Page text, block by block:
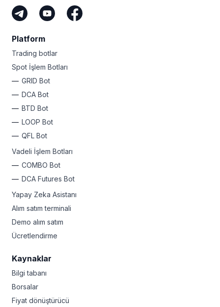
Platform
Trading botlar
Spot İşlem Botları
GRID Bot
DCA Bot
BTD Bot
LOOP Bot
QFL Bot
Vadeli İşlem Botları
COMBO Bot
DCA Futures Bot
Yapay Zeka Asistanı
Alım satım terminali
Demo alım satım
Ücretlendirme
Kaynaklar
Bilgi tabanı
Borsalar
Fiyat dönüştürücü